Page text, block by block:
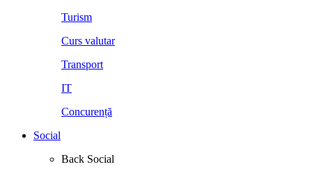
Turism
Curs valutar
Transport
IT
Concurență
Social
Back Social